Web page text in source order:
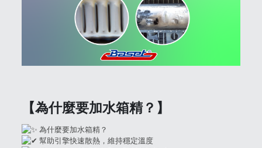
【為什麼要加水箱精？ 】
為什麼要加水箱精？
幫助引擎快速散熱，維持穩定溫度